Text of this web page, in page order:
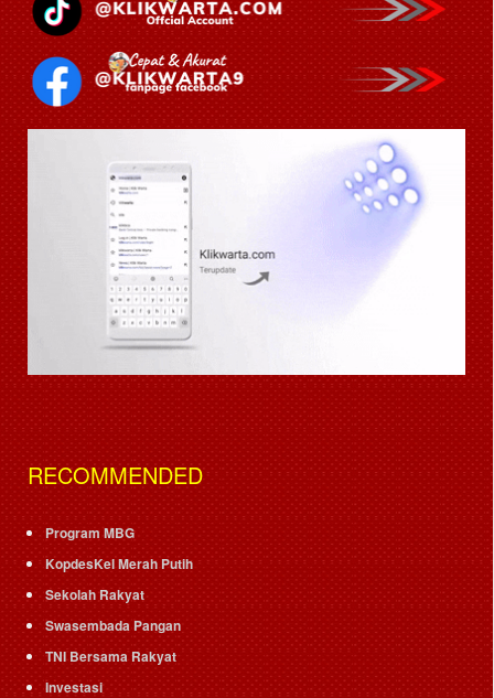
RECOMMENDED
Program MBG
KopdesKel Merah Putih
Sekolah Rakyat
Swasembada Pangan
TNI Bersama Rakyat
Investasi